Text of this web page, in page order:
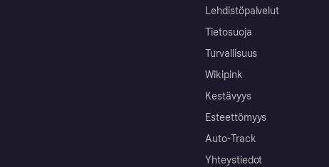
Lehdistöpalvelut
Tietosuoja
Turvallisuus
Wikipink
Kestävyys
Esteettömyys
Auto-Track
Yhteystiedot